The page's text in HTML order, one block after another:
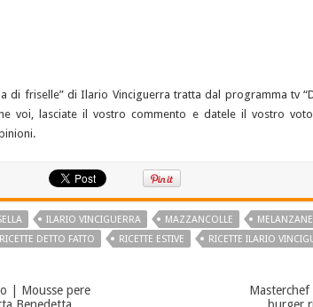
di friselle” di Ilario Vinciguerra tratta dal programma tv
voi, lasciate il vostro commento e datele il vostro
ILARIO VINCIGUERRA MAZZANCOLLE MELANZANE
RICETTE DETTO FATTO RICETTE ESTIVE RICETTE ILARIO
| Mousse pere